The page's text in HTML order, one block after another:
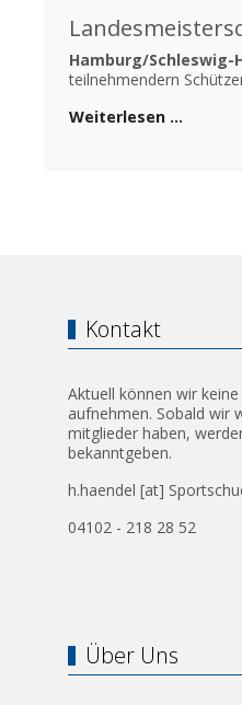
Hamburg/Schleswig-
teilnehmendern
Weiterlesen …
Kontakt
Aktuell können wir
aufnehmen. Sobald wir
mitglieder haben,
bekanntgeben.
h.haendel [at]
04102 - 218 28 52
Über Uns